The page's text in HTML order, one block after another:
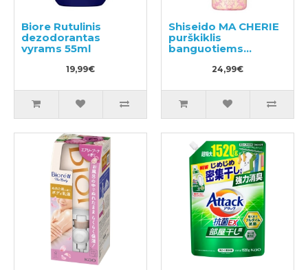
Biore Rutulinis
dezodorantas
vyrams 55ml
19,99€
Shiseido MA CHERIE
purškiklis
banguotiems
apsauga nuo karščio
24,99€